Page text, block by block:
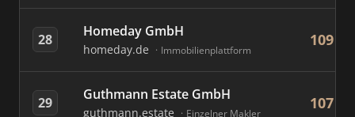
28 Homeday GmbH
homeday.de Immobilienplattform
109
29 Guthmann Estate GmbH
guthmann.estate Einzelner Makler
107